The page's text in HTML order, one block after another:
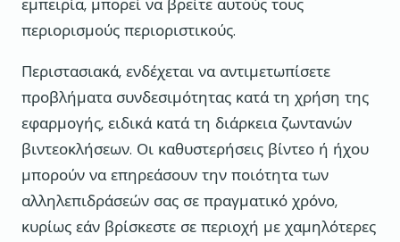
εμπειρία, μπορεί να βρείτε αυτούς τους
περιορισμούς περιοριστικούς.
Περιστασιακά, ενδέχεται να αντιμετωπίσετε
προβλήματα συνδεσιμότητας κατά τη χρήση της
εφαρμογής, ειδικά κατά τη διάρκεια ζωντανών
βιντεοκλήσεων. Οι καθυστερήσεις βίντεο ή ήχου
μπορούν να επηρεάσουν την ποιότητα των
αλληλεπιδράσεών σας σε πραγματικό χρόνο,
κυρίως εάν βρίσκεστε σε περιοχή με χαμηλότερες